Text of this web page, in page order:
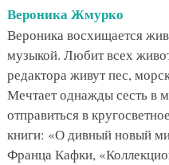
Вероника Жмурко
Вероника восхищается
музыкой. Любит всех
редактора живут пес,
Мечтает однажды сесть в
отправиться в
книги: «О дивный новый
Франца Кафки,